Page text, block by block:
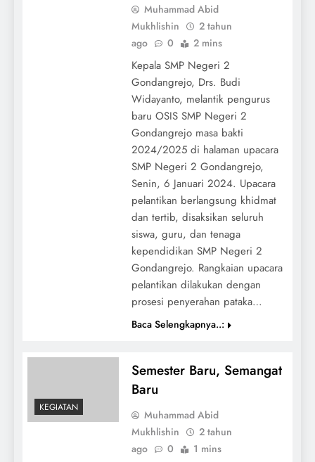
Muhammad Abid
Mukhlishin
2 tahun
ago
0 2 mins
Kepala SMP Negeri 2
Gondangrejo, Drs. Budi
Widayanto, melantik pengurus
baru OSIS SMP Negeri 2
Gondangrejo masa bakti
2024/2025 di halaman upacara
SMP Negeri 2 Gondangrejo,
Senin, 6 Januari 2024. Upacara
pelantikan berlangsung khidmat
dan tertib, disaksikan seluruh
siswa, guru, dan tenaga
kependidikan SMP Negeri 2
Gondangrejo. Rangkaian upacara
pelantikan dilakukan dengan
prosesi penyerahan pataka…
Baca Selengkapnya..:
KEGIATAN
Semester Baru, Semangat
Baru
Muhammad Abid
Mukhlishin
2 tahun
ago
0 1 mins